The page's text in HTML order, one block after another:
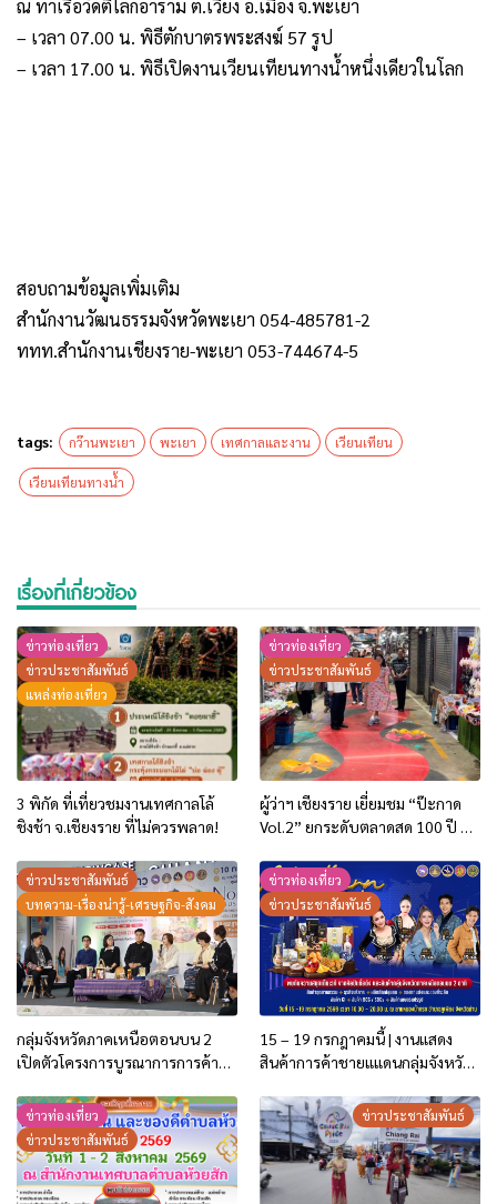
ณ ท่าเรือวัดติโลกอาราม ต.เวียง อ.เมือง จ.พะเยา
– เวลา 07.00 น. พิธีตักบาตรพระสงฆ์ 57 รูป
– เวลา 17.00 น. พิธีเปิดงานเวียนเทียนทางน้ำหนึ่งเดียวในโลก
สอบถามข้อมูลเพิ่มเติม
สำนักงานวัฒนธรรมจังหวัดพะเยา 054-485781-2
ททท.สำนักงานเชียงราย-พะเยา 053-744674-5
tags: กว๊านพะเยา พะเยา เทศกาลและงาน เวียนเทียน
เวียนเทียนทางน้ำ
เรื่องที่เกี่ยวข้อง
ข่าวท่องเที่ยว
ข่าวประชาสัมพันธ์
แหล่งท่องเที่ยว
3 พิกัด ที่เที่ยวชมงานเทศกาลโล้
ชิงช้า จ.เชียงราย ที่ไม่ควรพลาด!
ข่าวท่องเที่ยว
ข่าวประชาสัมพันธ์
ผู้ว่าฯ เชียงราย เยี่ยมชม “ป๊ะกาด
Vol.2” ยกระดับตลาดสด 100 ปี สู่
เศรษฐกิจสร้างสรรค์และการท่อง
เที่ยวของเมือง
ข่าวประชาสัมพันธ์
บทความ-เรื่องน่ารู้-เศรษฐกิจ-สังคม
กลุ่มจังหวัดภาคเหนือตอนบน 2
เปิดตัวโครงการบูรณาการการค้า
กระตุ้นการใช้จ่ายของประชาชน
และนักท่องเที่ยว
ข่าวท่องเที่ยว
ข่าวประชาสัมพันธ์
15 – 19 กรกฎาคมนี้ | งานแสดง
สินค้าการค้าชายแแดนกลุ่มจังหวัด
ข่าวท่องเที่ยว
ข่าวประชาสัมพันธ์
ข่าวประชาสัมพันธ์